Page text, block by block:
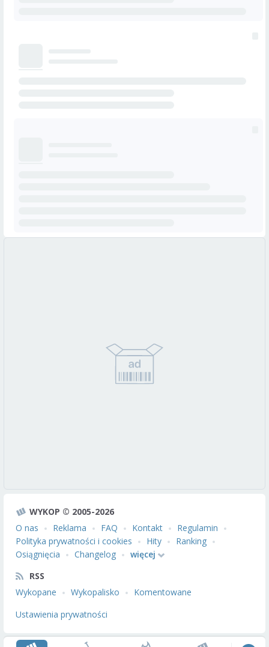
WYKOP © 2005-2026
O nas
Reklama FAQ Kontakt
Regulamin
Polityka prywatności i cookies
Hity
Ranking
Osiągnięcia
Changelog
więcej
RSS
Wykopane
Wykopalisko
Komentowane
Ustawienia prywatności